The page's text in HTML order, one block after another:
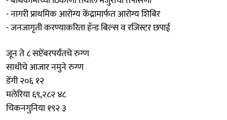
- नागरी प्राथमिक आरोग्य केंद्रामार्फत आरोग्य शिबिर
- जनजागृती करण्याकरिता हॅन्ड बिल्स व रजिस्टर छपाई
जून ते ८ सप्टेंबरपर्यंतचे रुग्ण
साथीचे आजार नमुने रुग्ण
डेंगी २०६ १२
मलेरिया ६९,२८२ ४८
चिकनगुनिया १९२ ३